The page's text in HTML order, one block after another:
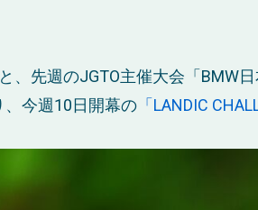
、先週のJGTO主催大会「BMW
、今週10日開幕の 「LANDIC